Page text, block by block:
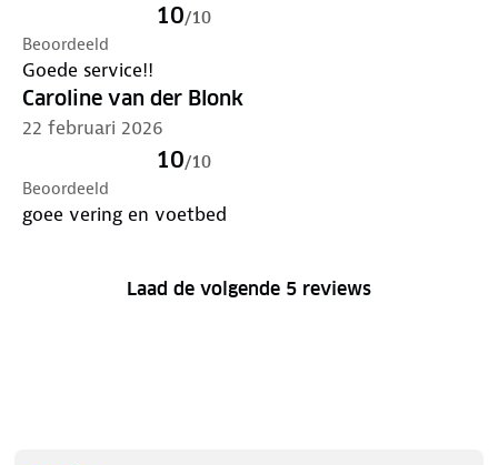
10/10
Beoordeeld
Goede service!!
Caroline van der Blonk
22 februari 2026
10/10
Beoordeeld
goee vering en voetbed
Laad de volgende 5 reviews